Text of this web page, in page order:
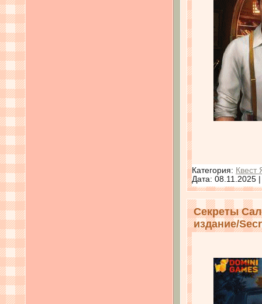
Категория: Квест
Дата: 08.11.2025
Секреты
издание/